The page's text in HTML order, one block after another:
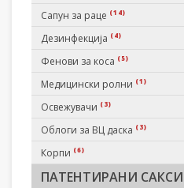
Сапун за раце (14)
Дезинфекција (4)
Фенови за коса (5)
Медицински ролни (1)
Освежувачи (3)
Облоги за ВЦ даска (3)
Корпи (6)
ПАТЕНТИРАНИ